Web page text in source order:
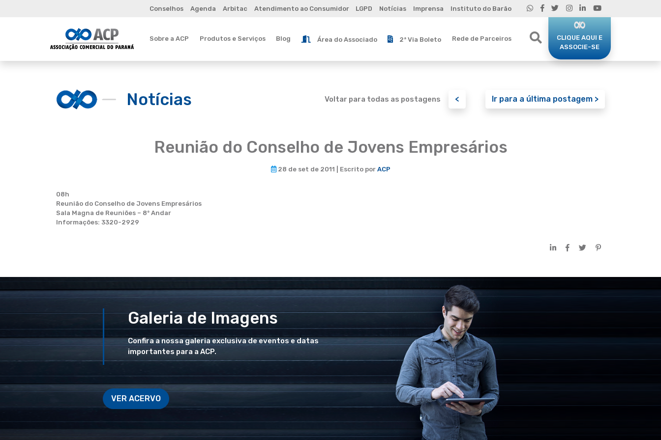
Conselhos Agenda Arbitac Atendimento ao Consumidor LGPD Notícias Imprensa Instituto do Barão
Sobre a ACP Produtos e Serviços Blog Área do Associado 2ª Via Boleto Rede de Parceiros
CLIQUE AQUI E
ASSOCIE-SE
Notícias Voltar para todas as postagens < Ir para a última postagem >
Reunião do Conselho de Jovens Empresários
28 de set de 2011 | Escrito por ACP
08h
Reunião do Conselho de Jovens Empresários
Sala Magna de Reuniões – 8º Andar
Informações: 3320-2929
Galeria de Imagens
Confira a nossa galeria exclusiva de eventos e datas
importantes para a ACP.
VER ACERVO